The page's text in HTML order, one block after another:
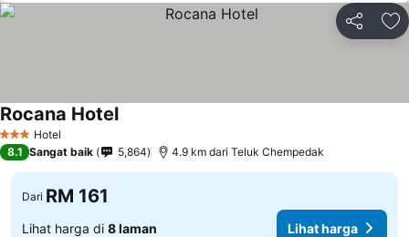
Kongsi
3 BintangHotel
Rocana HotelLihat harga
8.1 Sangat baik 5,864 4.9 km dari Teluk Chempedak
Dari RM 161
Lihat harga di 8 laman Lihat harga